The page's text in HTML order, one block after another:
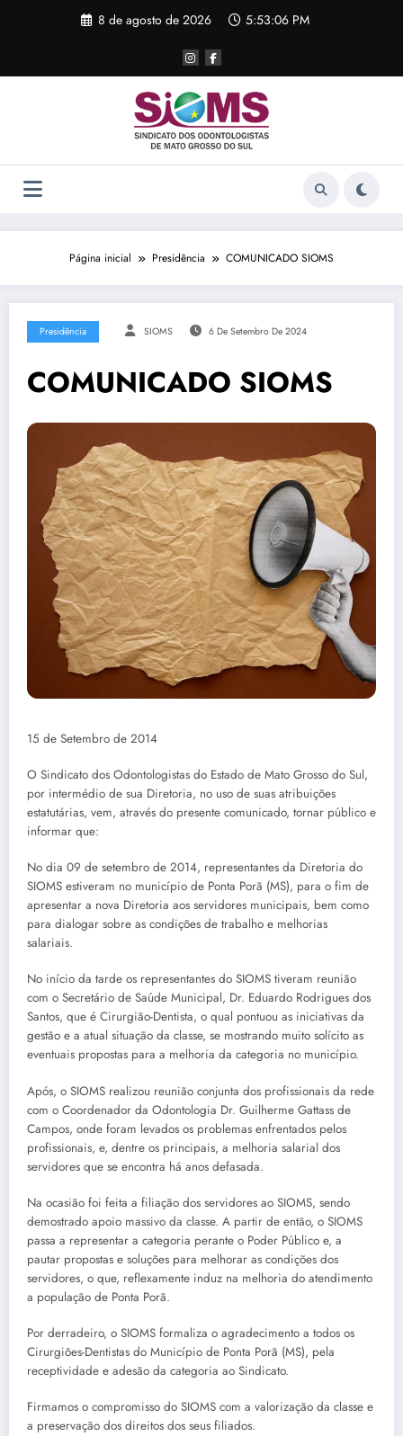
8 de agosto de 2026 5:53:06 PM
Página inicial Presidência COMUNICADO SIOMS
Presidência SIOMS 6 De Setembro De 2024
COMUNICADO SIOMS
15 de Setembro de 2014
O Sindicato dos Odontologistas do Estado de Mato Grosso do Sul,
por intermédio de sua Diretoria, no uso de suas atribuições
estatutárias, vem, através do presente comunicado, tornar público e
informar que:
No dia 09 de setembro de 2014, representantes da Diretoria do
SIOMS estiveram no município de Ponta Porã (MS), para o fim de
apresentar a nova Diretoria aos servidores municipais, bem como
para dialogar sobre as condições de trabalho e melhorias
salariais.
No início da tarde os representantes do SIOMS tiveram reunião
com o Secretário de Saúde Municipal, Dr. Eduardo Rodrigues dos
Santos, que é Cirurgião-Dentista, o qual pontuou as iniciativas da
gestão e a atual situação da classe, se mostrando muito solícito as
eventuais propostas para a melhoria da categoria no município.
Após, o SIOMS realizou reunião conjunta dos profissionais da rede
com o Coordenador da Odontologia Dr. Guilherme Gattass de
Campos, onde foram levados os problemas enfrentados pelos
profissionais, e, dentre os principais, a melhoria salarial dos
servidores que se encontra há anos defasada.
Na ocasião foi feita a filiação dos servidores ao SIOMS, sendo
demostrado apoio massivo da classe. A partir de então, o SIOMS
passa a representar a categoria perante o Poder Público e, a
pautar propostas e soluções para melhorar as condições dos
servidores, o que, reflexamente induz na melhoria do atendimento
a população de Ponta Porã.
Por derradeiro, o SIOMS formaliza o agradecimento a todos os
Cirurgiões-Dentistas do Município de Ponta Porã (MS), pela
receptividade e adesão da categoria ao Sindicato.
Firmamos o compromisso do SIOMS com a valorização da classe e
a preservação dos direitos dos seus filiados.